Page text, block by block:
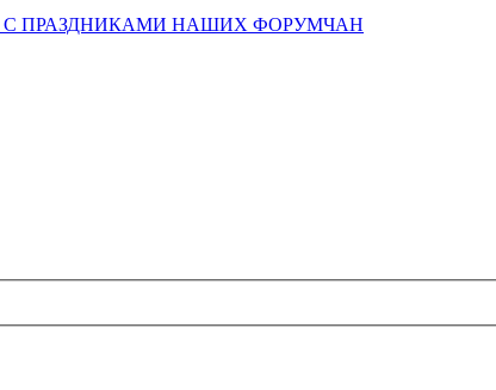
С ПРАЗДНИКАМИ НАШИХ ФОРУМЧАН